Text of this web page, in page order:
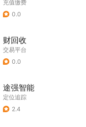
充值缴费
0.0
财回收
交易平台
0.0
途强智能
定位追踪
2.4